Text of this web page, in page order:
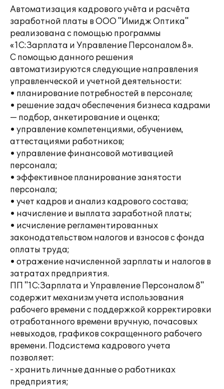
Автоматизация кадрового учёта и расчёта
заработной платы в ООО "Имидж Оптика"
реализована с помощью программы
«1С:Зарплата и Управление Персоналом 8».
С помощью данного решения
автоматизируются следующие направления
управленческой и учетной деятельности:
• планирование потребностей в персонале;
• решение задач обеспечения бизнеса кадрами
— подбор, анкетирование и оценка;
• управление компетенциями, обучением,
аттестациями работников;
• управление финансовой мотивацией
персонала;
• эффективное планирование занятости
персонала;
• учет кадров и анализ кадрового состава;
• начисление и выплата заработной платы;
• исчисление регламентированных
законодательством налогов и взносов с фонда
оплаты труда;
• отражение начисленной зарплаты и налогов в
затратах предприятия.
ПП "1С:Зарплата и Управление Персоналом 8"
содержит механизм учета использования
рабочего времени с поддержкой корректировки
отработанного времени вручную, почасовых
невыходов, графиков сокращенного рабочего
времени. Подсистема кадрового учета
позволяет:
- хранить личные данные о работниках
предприятия;